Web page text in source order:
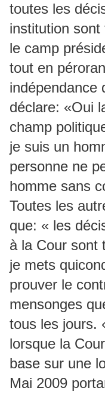
toutes les
institution
le camp
tout en
indépendance
déclare: «Oui
champ
je suis un
personne ne
homme sans
Toutes les
que: « les
à la Cour sont
je mets
prouver le
mensonges
tous les jours.
lorsque la
base sur une
Mai 2009